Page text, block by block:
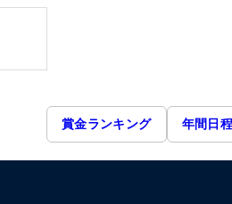
賞金ランキング 年間日程